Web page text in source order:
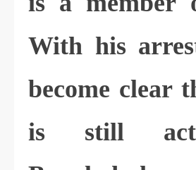
With his
become clear
is still